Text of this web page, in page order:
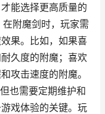
能选择更高质量的
附魔剑时，玩家需
果。比如，如果喜
久度的附魔；喜欢
攻击速度的附魔。
也需要定期维护和
戏体验的关键。玩